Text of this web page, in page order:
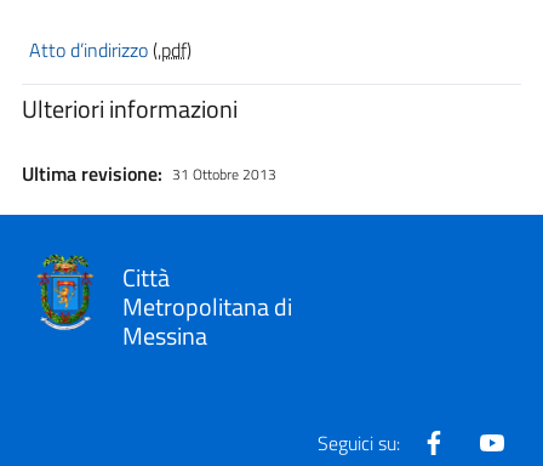
Atto d’indirizzo(.pdf)
Ulteriori informazioni
Ultima revisione: 31 Ottobre 2013
Città
Metropolitana di
Messina
Seguici su: Facebook